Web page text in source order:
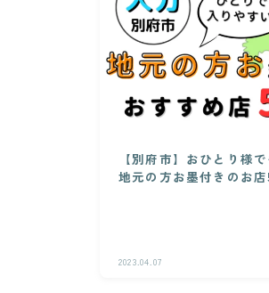
【別府市】おひとり様
地元の方お墨付きのお店
2023.04.07